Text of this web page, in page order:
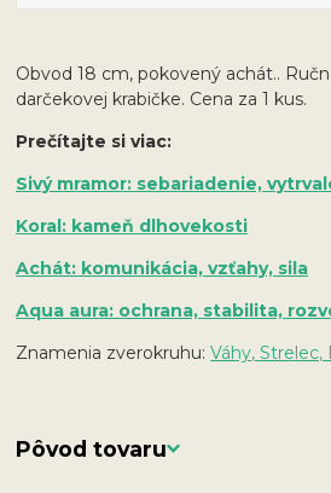
Obvod 18 cm, pokovený achát..
darčekovej krabičke. Cena za 1 kus.
Prečítajte si viac:
Sivý mramor: sebariadenie,
Koral: kameň dlhovekosti
Achát: komunikácia, vzťahy, sila
Aqua aura: ochrana, stabilita,
Znamenia zverokruhu:Váhy, Strelec,
Pôvod tovaru